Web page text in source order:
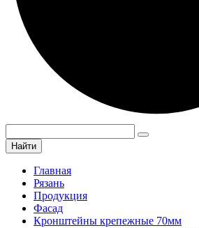
Найти
Главная
Рязань
Продукция
Фасад
Кронштейны крепежные 70мм